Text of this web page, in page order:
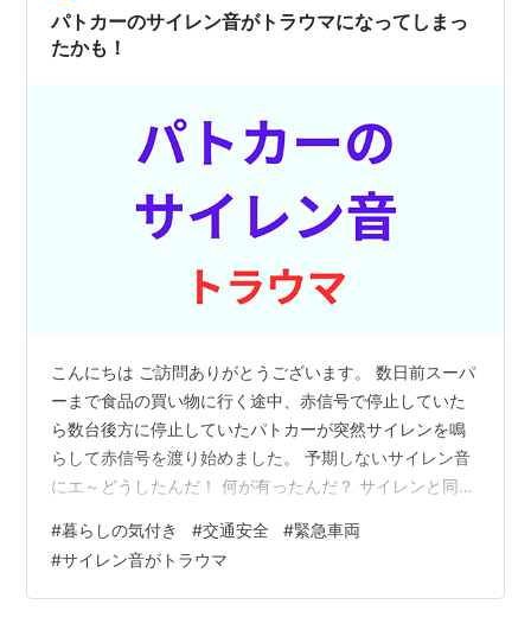
パトカーのサイレン音がトラウマになってしまっ
たかも！
こんにちは ご訪問ありがとうございます。 数日前スーパ
ーまで食品の買い物に行く途中、赤信号で停止していた
ら数台後方に停止していたパトカーが突然サイレンを鳴
らして赤信号を渡り始めました。 予期しないサイレン音
にエ～どうしたんだ！ 何が有ったんだ？ サイレンと同時
いって走り抜けて行きました。 多分、何らかの通報での
緊急走行なんだと思いますが何だか凄く緊張して疲れた
気がしました。 数年前までは何でもなかった緊急車両の
#暮らしの気付き #交通安全 #緊急車両
#サイレン音がトラウマ